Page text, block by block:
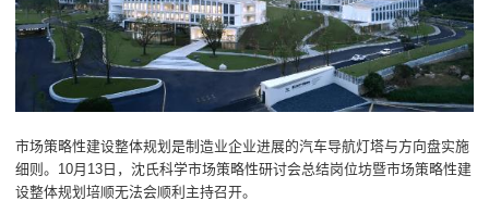
市场策略性建设整体规划是制造业企业进展的汽车导航灯塔与方向盘实施
细则。10月13日，沈氏科学市场策略性研讨会总结岗位坊暨市场策略性建
设整体规划培顺无法会顺利主持召开。